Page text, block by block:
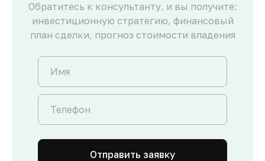
Обратитесь к консультанту, и вы получите:
инвестиционную стратегию, финансовый
план сделки, прогноз стоимости владения
Отправить заявку